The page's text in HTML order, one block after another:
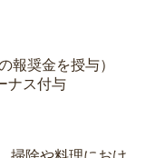
報奨金を授与）
ナス付与